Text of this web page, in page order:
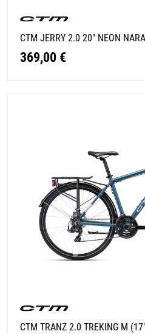
CTM JERRY 2.0 20" NEON
369,00 €
CTM TRANZ 2.0 TREKING M